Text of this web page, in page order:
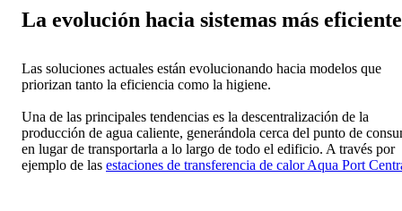
La evolución hacia sistemas más
Las soluciones actuales están evolucionando hacia modelos que
priorizan tanto la eficiencia como la higiene.
Una de las principales tendencias es la descentralización de la
producción de agua caliente, generándola cerca del punto de
en lugar de transportarla a lo largo de todo el edificio. A través por
ejemplo de las estaciones de transferencia de calor Aqua Port